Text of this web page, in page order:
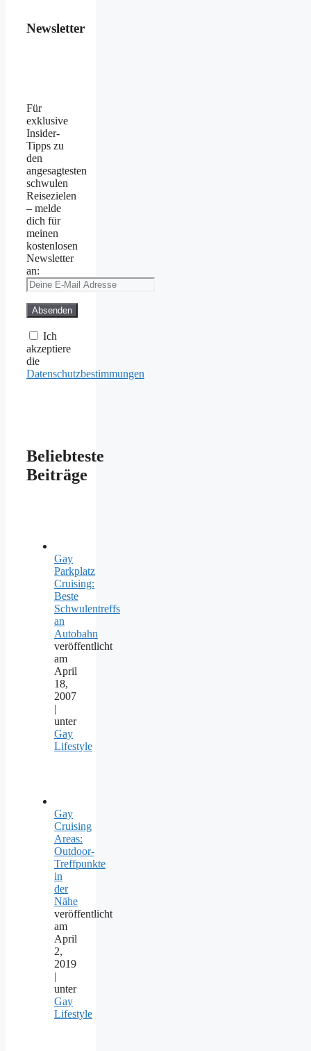
Newsletter
Für
exklusive
Insider-
Tipps zu
den
angesagtesten
schwulen
Reisezielen
– melde
dich für
meinen
kostenlosen
Newsletter
an:
Ich
akzeptiere
die
Datenschutzbestimmungen
Beliebteste
Beiträge
Gay
Parkplatz
Cruising:
Beste
Schwulentreffs
an
Autobahn
veröffentlicht
am
April
18,
2007
unter
Gay
Lifestyle
Gay
Cruising
Areas:
Outdoor-
Treffpunkte
in
der
Nähe
veröffentlicht
am
April
2,
2019
unter
Gay
Lifestyle